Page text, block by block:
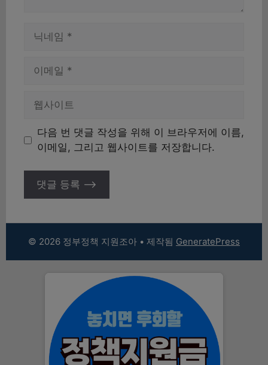
트
다음 번 댓글 작성을 위해 이 브라우저에 이름,
이메일, 그리고 웹사이트를 저장합니다.
© 2026 정부정책 지원조아 • 제작됨 GeneratePress